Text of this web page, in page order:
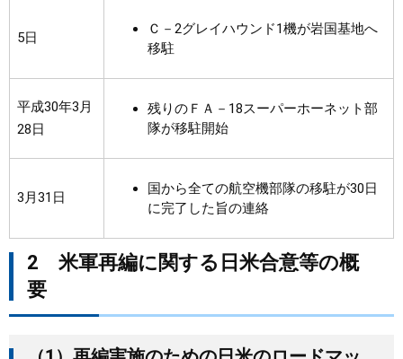
5日
Ｃ－2グレイハウンド1機が岩国基地へ
移駐
平成30年3月
28日
残りのＦＡ－18スーパーホーネット部
隊が移駐開始
3月31日
国から全ての航空機部隊の移駐が30日
に完了した旨の連絡
2 米軍再編に関する日米合意等の概
要